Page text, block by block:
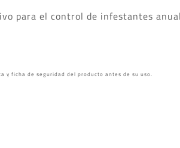
para el control de infestantes
y ficha de seguridad del producto antes de su uso.